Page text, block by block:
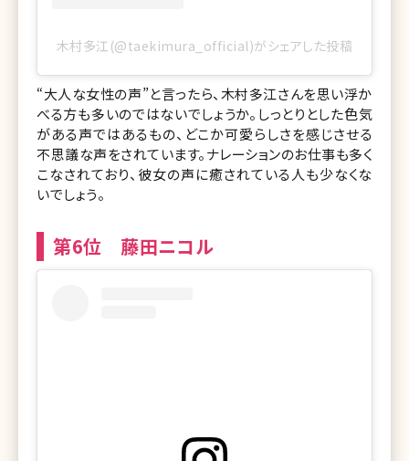
木村多江(@taekimura_official)がシェアした投稿
“大人な女性の声”と言ったら、木村多江さんを思い浮か
べる方も多いのではないでしょうか。しっとりとした色気
がある声ではあるもの、どこか可愛らしさを感じさせる
不思議な声をされています。ナレーションのお仕事も多く
こなされており、彼女の声に癒されている人も少なくな
いでしょう。
第6位 藤田ニコル